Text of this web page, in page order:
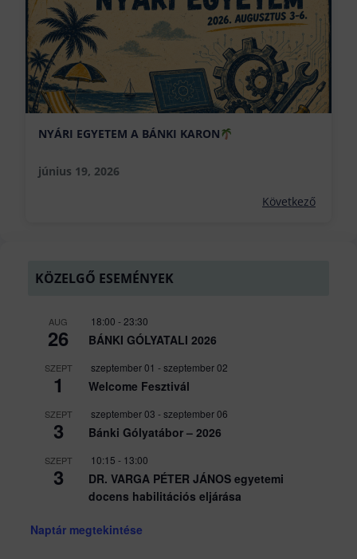
NYÁRI EGYETEM A BÁNKI KARON
június 19, 2026
Következő
KÖZELGŐ ESEMÉNYEK
AUG
26
18:00 -23:30
BÁNKI GÓLYATALI 2026
SZEPT
1
szeptember 01 -szeptember 02
Welcome Fesztivál
SZEPT
3
szeptember 03 -szeptember 06
Bánki Gólyatábor – 2026
SZEPT
3
10:15 - 13:00
DR. VARGA PÉTER JÁNOS egyetemi
docens habilitációs eljárása
Naptár megtekintése